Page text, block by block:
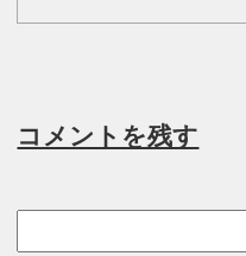
コメントを残す